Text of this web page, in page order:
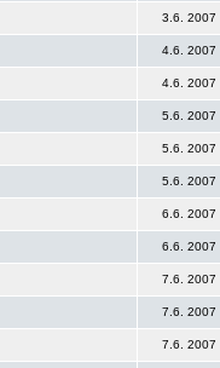
3.6. 2007
4.6. 2007
4.6. 2007
5.6. 2007
5.6. 2007
5.6. 2007
6.6. 2007
6.6. 2007
7.6. 2007
7.6. 2007
7.6. 2007